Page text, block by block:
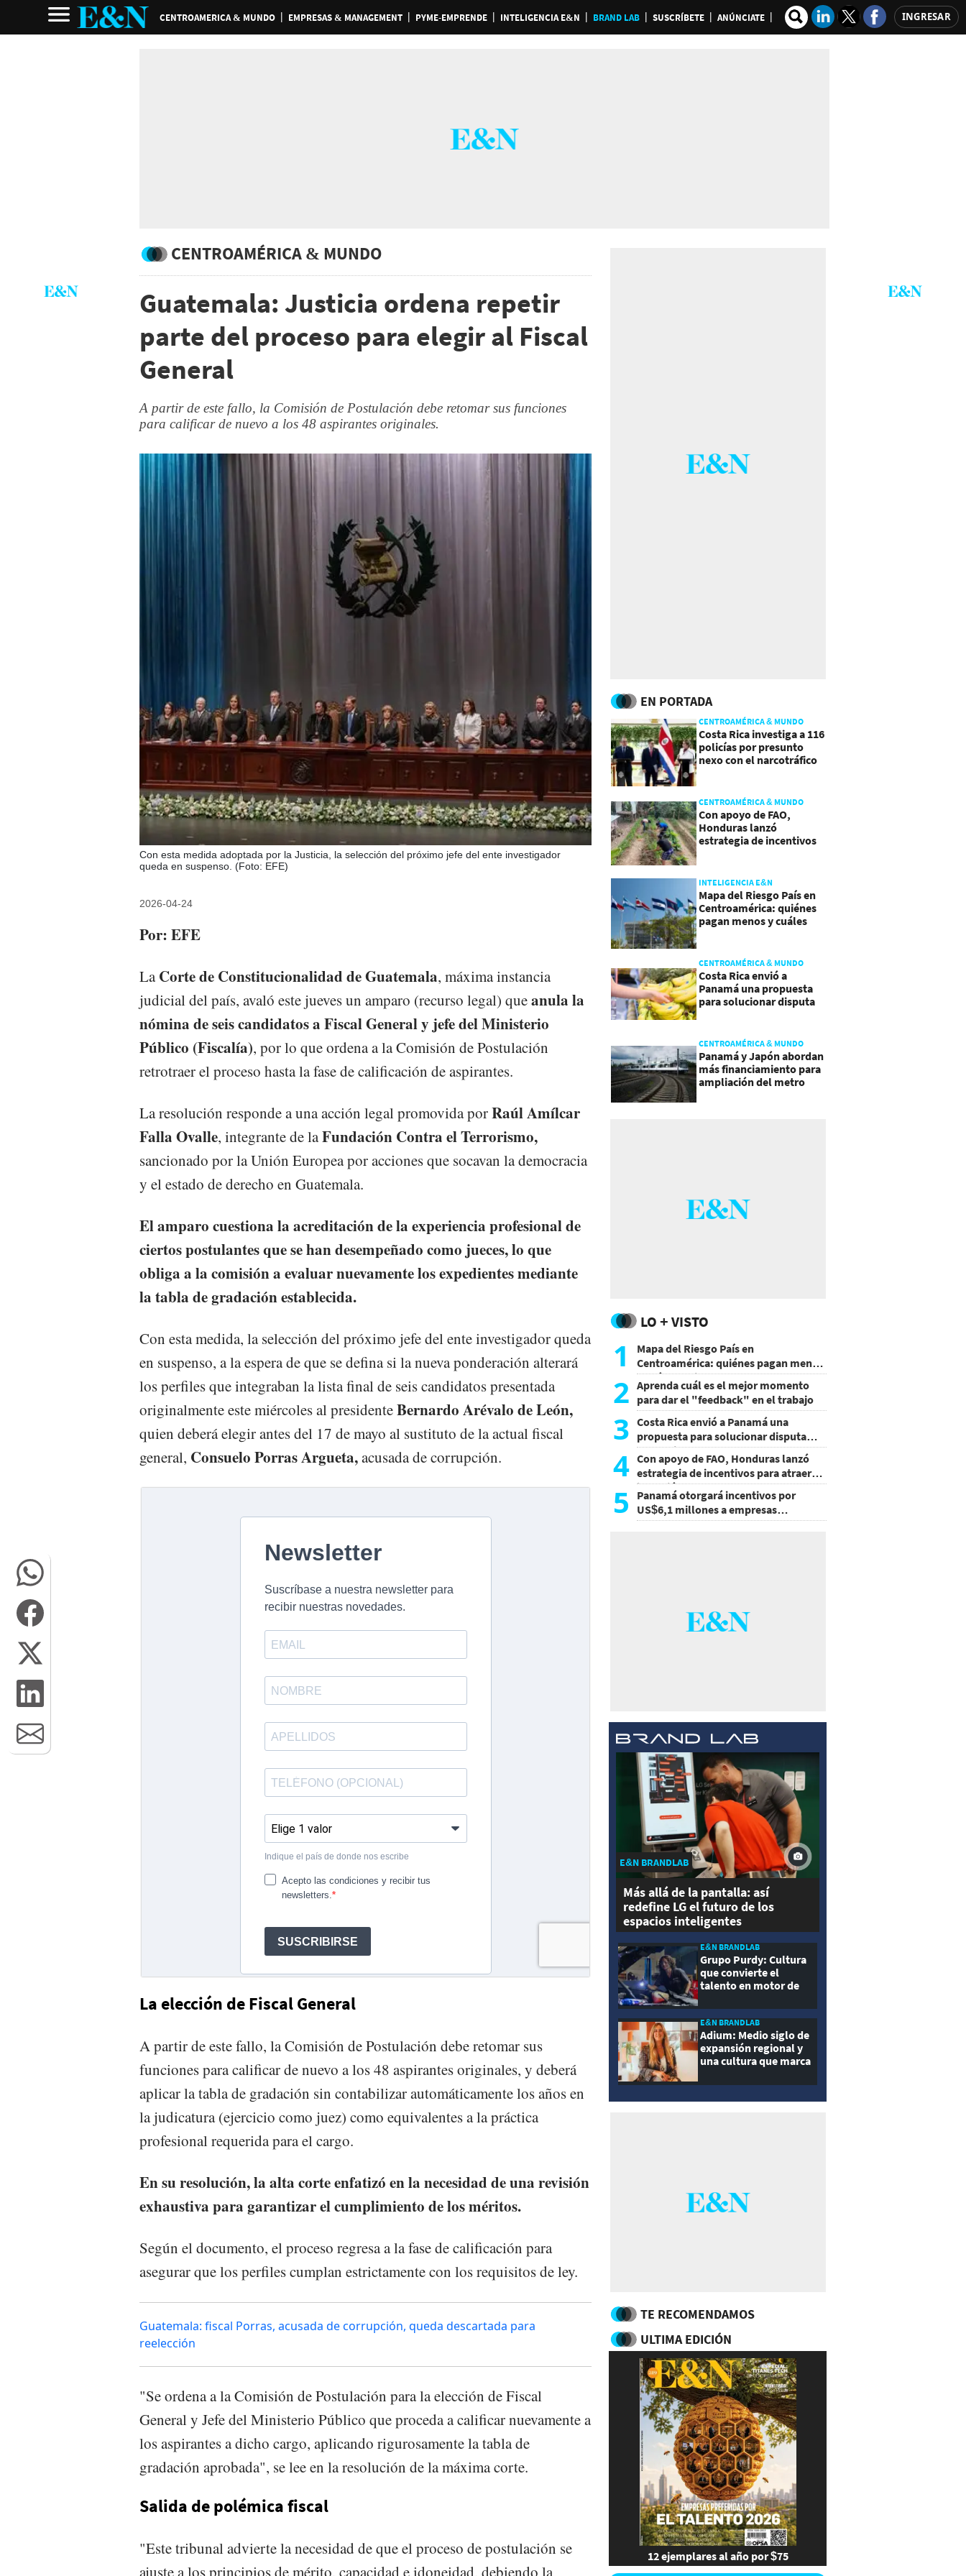
CENTROAMERICA & MUNDO EMPRESAS & MANAGEMENT PYME-EMPRENDE INTELIGENCIA E&N BRAND LAB SUSCRÍBETE ANÚNCIATE INGRESAR
CENTROAMÉRICA & MUNDO
Guatemala: Justicia ordena repetir
parte del proceso para elegir al Fiscal
General
A partir de este fallo, la Comisión de Postulación debe retomar sus funciones
para calificar de nuevo a los 48 aspirantes originales.
Con esta medida adoptada por la Justicia, la selección del próximo jefe del ente investigador
queda en suspenso. (Foto: EFE)
2026-04-24
Por: EFE
LaCorte de Constitucionalidad de Guatemala, máxima instancia
judicial del país, avaló este jueves un amparo (recurso legal) queanula la
nómina de seis candidatos a Fiscal General y jefe del Ministerio
Público (Fiscalía), por lo que ordena a la Comisión de Postulación
retrotraer el proceso hasta la fase de calificación de aspirantes.
La resolución responde a una acción legal promovida porRaúl Amílcar
Falla Ovalle, integrante de laFundación Contra el Terrorismo,
sancionado por la Unión Europea por acciones que socavan la democracia
y el estado de derecho en Guatemala.
El amparo cuestiona la acreditación de la experiencia profesional de
ciertos postulantes que se han desempeñado como jueces, lo que
obliga a la comisión a evaluar nuevamente los expedientes mediante
la tabla de gradación establecida.
Con esta medida, la selección del próximo jefe del ente investigador queda
en suspenso, a la espera de que se defina si la nueva ponderación alterará
los perfiles que integraban la lista final de seis candidatos presentada
originalmente este miércoles al presidenteBernardo Arévalo de León,
quien deberá elegir antes del 17 de mayo al sustituto de la actual fiscal
general, Consuelo Porras Argueta,acusada de corrupción.
La elección de Fiscal General
A partir de este fallo, la Comisión de Postulación debe retomar sus
funciones para calificar de nuevo a los 48 aspirantes originales, y deberá
aplicar la tabla de gradación sin contabilizar automáticamente los años en
la judicatura (ejercicio como juez) como equivalentes a la práctica
profesional requerida para el cargo.
En su resolución, la alta corte enfatizó en la necesidad de una revisión
exhaustiva para garantizar el cumplimiento de los méritos.
Según el documento, el proceso regresa a la fase de calificación para
asegurar que los perfiles cumplan estrictamente con los requisitos de ley.
Guatemala: fiscal Porras, acusada de corrupción, queda descartada para
reelección
"Se ordena a la Comisión de Postulación para la elección de Fiscal
General y Jefe del Ministerio Público que proceda a calificar nuevamente a
los aspirantes a dicho cargo, aplicando rigurosamente la tabla de
gradación aprobada", se lee en la resolución de la máxima corte.
Salida de polémica fiscal
"Este tribunal advierte la necesidad de que el proceso de postulación se
ajuste a los principios de mérito, capacidad e idoneidad, debiendo la
EN PORTADA
CENTROAMÉRICA & MUNDO
Costa Rica investiga a 116
policías por presunto
nexo con el narcotráfico
CENTROAMÉRICA & MUNDO
Con apoyo de FAO,
Honduras lanzó
estrategia de incentivos
INTELIGENCIA E&N
Mapa del Riesgo País en
Centroamérica: quiénes
pagan menos y cuáles
CENTROAMÉRICA & MUNDO
Costa Rica envió a
Panamá una propuesta
para solucionar disputa
CENTROAMÉRICA & MUNDO
Panamá y Japón abordan
más financiamiento para
ampliación del metro
LO + VISTO
1
Mapa del Riesgo País en
Centroamérica: quiénes pagan menos
y cuáles mejoraron
2 Aprenda cuál es el mejor momento
para dar el "feedback" en el trabajo
3 Costa Rica envió a Panamá una
propuesta para solucionar disputa
comercial
4 Con apoyo de FAO, Honduras lanzó
estrategia de incentivos para atraer
inversión al agro
5
Panamá otorgará incentivos por
US$6,1 millones a empresas
agroexportadoras
E&N BRANDLAB
Más allá de la pantalla: así
redefine LG el futuro de los
espacios inteligentes
E&N BRANDLAB
Grupo Purdy: Cultura
que convierte el
talento en motor de
E&N BRANDLAB
Adium: Medio siglo de
expansión regional y
una cultura que marca
TE RECOMENDAMOS
ULTIMA EDICIÓN
12 ejemplares al año por $75